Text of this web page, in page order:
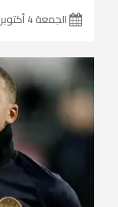
الجمعة 4 أكتوبر 2019 19:37:51